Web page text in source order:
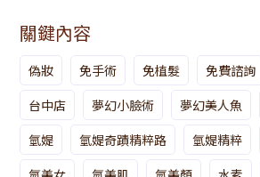
關鍵內容
偽妝 免手術 免植髮 免費諮詢
台中店
夢幻小臉術 夢幻美人魚
氫媞
氫媞奇蹟精粹路 氫媞精粹